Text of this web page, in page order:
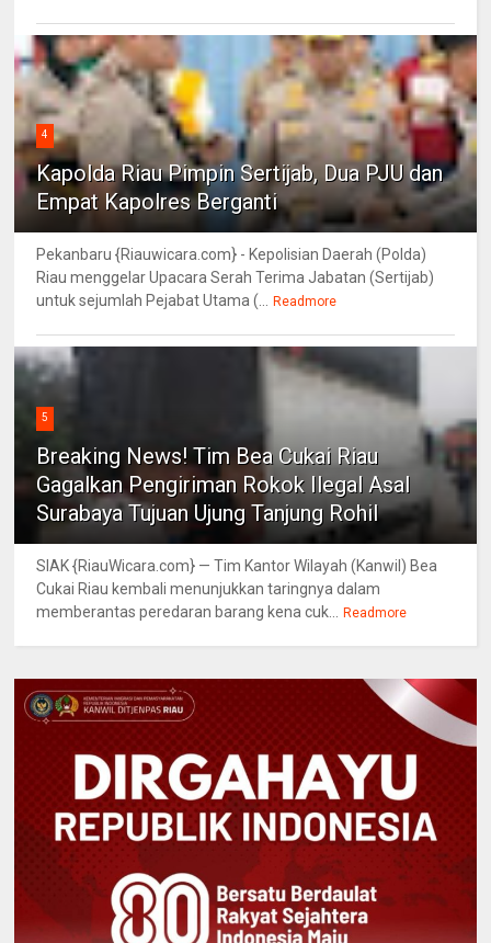
4
Kapolda Riau Pimpin Sertijab, Dua PJU dan
Empat Kapolres Berganti
Pekanbaru {Riauwicara.com} - Kepolisian Daerah (Polda)
Riau menggelar Upacara Serah Terima Jabatan (Sertijab)
untuk sejumlah Pejabat Utama (...
Readmore
5
Breaking News! Tim Bea Cukai Riau
Gagalkan Pengiriman Rokok Ilegal Asal
Surabaya Tujuan Ujung Tanjung Rohil
SIAK {RiauWicara.com} — Tim Kantor Wilayah (Kanwil) Bea
Cukai Riau kembali menunjukkan taringnya dalam
memberantas peredaran barang kena cuk...
Readmore